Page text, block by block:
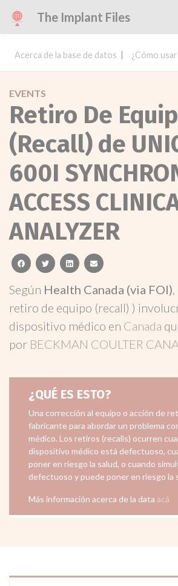
The Implant Files
Acerca de la base de datos ¿Cómo
EVENTS
Retiro De
(Recall) de
600I
ACCESS
ANALYZER
facebooktwitterlinkedinemail
Según Health Canada (via FOI)
retiro de equipo (recall) )
dispositivo médico en Canada
por BECKMAN COULTER
¿QUÉ ES ESTO?
Una corrección al equipo o acción de
fabricante para abordar un problema
médico. Los retiros (recalls) ocurren
dispositivo médico está defectuoso,
poner en riesgo la salud, o cuando
defectuoso y puede poner en riesgo la
Más información acerca de la data acá